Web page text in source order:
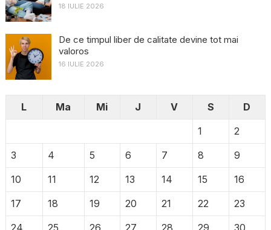
18 IULIE 2026
De ce timpul liber de calitate devine tot mai
valoros
16 IULIE 2026
L Ma Mi J V S
D
1
2
3
4 5 6 7 8
9
10
11 12 13 14 15
16
17
18 19 20 21 22
23